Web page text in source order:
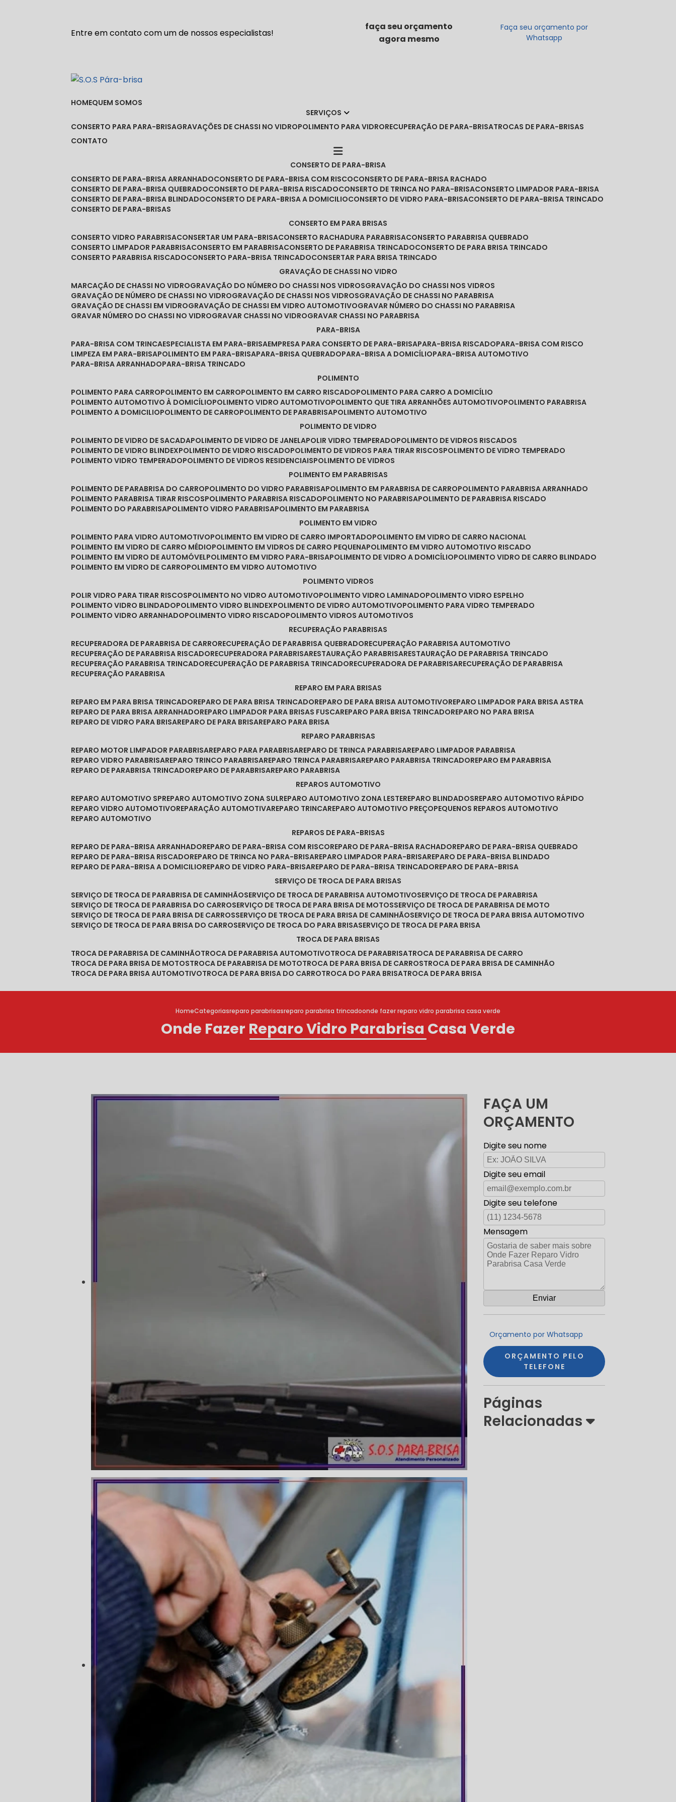
Entre em contato com um de nossos especialistas!
faça seu orçamento
agora mesmo
Faça seu orçamento por
Whatsapp
HOME
QUEM SOMOS
SERVIÇOS
CONSERTO PARA PARA-BRISA
GRAVAÇÕES DE CHASSI NO VIDRO POLIMENTO PARA VIDRO RECUPERAÇÃO DE PARA-BRISA TROCAS DE PARA-BRISAS
CONTATO
CONSERTO DE PARA-BRISA
CONSERTO DE PARA-BRISA ARRANHADO
CONSERTO DE PARA-BRISA COM RISCO
CONSERTO DE PARA-BRISA RACHADO
CONSERTO DE PARA-BRISA QUEBRADO
CONSERTO DE PARA-BRISA RISCADO CONSERTO DE TRINCA NO PARA-BRISA CONSERTO LIMPADOR PARA-BRISA
CONSERTO DE PARA-BRISA BLINDADO
CONSERTO DE PARA-BRISA A DOMICILIO CONSERTO DE VIDRO PARA-BRISA CONSERTO DE PARA-BRISA TRINCADO
CONSERTO DE PARA-BRISAS
CONSERTO EM PARA BRISAS
CONSERTO VIDRO PARABRISA CONSERTAR UM PARA-BRISA CONSERTO RACHADURA PARABRISA CONSERTO PARABRISA QUEBRADO
CONSERTO LIMPADOR PARABRISA CONSERTO EM PARABRISA CONSERTO DE PARABRISA TRINCADO
CONSERTO DE PARA BRISA TRINCADO
CONSERTO PARABRISA RISCADO
CONSERTO PARA-BRISA TRINCADO
CONSERTAR PARA BRISA TRINCADO
GRAVAÇÃO DE CHASSI NO VIDRO
MARCAÇÃO DE CHASSI NO VIDRO
GRAVAÇÃO DO NÚMERO DO CHASSI NOS VIDROS
GRAVAÇÃO DO CHASSI NOS VIDROS
GRAVAÇÃO DE NÚMERO DE CHASSI NO VIDRO
GRAVAÇÃO DE CHASSI NOS VIDROS
GRAVAÇÃO DE CHASSI NO PARABRISA
GRAVAÇÃO DE CHASSI EM VIDRO
GRAVAÇÃO DE CHASSI EM VIDRO AUTOMOTIVO
GRAVAR NÚMERO DO CHASSI NO PARABRISA
GRAVAR NÚMERO DO CHASSI NO VIDRO
GRAVAR CHASSI NO VIDRO
GRAVAR CHASSI NO PARABRISA
PARA-BRISA
PARA-BRISA COM TRINCA ESPECIALISTA EM PARA-BRISA EMPRESA PARA CONSERTO DE PARA-BRISA PARA-BRISA RISCADO PARA-BRISA COM RISCO
LIMPEZA EM PARA-BRISA POLIMENTO EM PARA-BRISA PARA-BRISA QUEBRADO PARA-BRISA A DOMICÍLIO PARA-BRISA AUTOMOTIVO
PARA-BRISA ARRANHADO PARA-BRISA TRINCADO
POLIMENTO
POLIMENTO PARA CARRO POLIMENTO EM CARRO POLIMENTO EM CARRO RISCADO POLIMENTO PARA CARRO A DOMICÍLIO
POLIMENTO AUTOMOTIVO À DOMICÍLIO POLIMENTO VIDRO AUTOMOTIVO POLIMENTO QUE TIRA ARRANHÕES AUTOMOTIVO POLIMENTO PARABRISA
POLIMENTO A DOMICILIO POLIMENTO DE CARRO POLIMENTO DE PARABRISA POLIMENTO AUTOMOTIVO
POLIMENTO DE VIDRO
POLIMENTO DE VIDRO DE SACADA POLIMENTO DE VIDRO DE JANELA POLIR VIDRO TEMPERADO POLIMENTO DE VIDROS RISCADOS
POLIMENTO DE VIDRO BLINDEX POLIMENTO DE VIDRO RISCADO POLIMENTO DE VIDROS PARA TIRAR RISCOS POLIMENTO DE VIDRO TEMPERADO
POLIMENTO VIDRO TEMPERADO POLIMENTO DE VIDROS RESIDENCIAIS POLIMENTO DE VIDROS
POLIMENTO EM PARABRISAS
POLIMENTO DE PARABRISA DO CARRO POLIMENTO DO VIDRO PARABRISA POLIMENTO EM PARABRISA DE CARRO POLIMENTO PARABRISA ARRANHADO
POLIMENTO PARABRISA TIRAR RISCOS POLIMENTO PARABRISA RISCADO POLIMENTO NO PARABRISA POLIMENTO DE PARABRISA RISCADO
POLIMENTO DO PARABRISA POLIMENTO VIDRO PARABRISA POLIMENTO EM PARABRISA
POLIMENTO EM VIDRO
POLIMENTO PARA VIDRO AUTOMOTIVO POLIMENTO EM VIDRO DE CARRO IMPORTADO POLIMENTO EM VIDRO DE CARRO NACIONAL
POLIMENTO EM VIDRO DE CARRO MÉDIO POLIMENTO EM VIDROS DE CARRO PEQUENA POLIMENTO EM VIDRO AUTOMOTIVO RISCADO
POLIMENTO EM VIDRO DE AUTOMÓVEL POLIMENTO EM VIDRO PARA-BRISA POLIMENTO DE VIDRO A DOMICÍLIO POLIMENTO VIDRO DE CARRO BLINDADO
POLIMENTO EM VIDRO DE CARRO POLIMENTO EM VIDRO AUTOMOTIVO
POLIMENTO VIDROS
POLIR VIDRO PARA TIRAR RISCOS POLIMENTO NO VIDRO AUTOMOTIVO POLIMENTO VIDRO LAMINADO POLIMENTO VIDRO ESPELHO
POLIMENTO VIDRO BLINDADO POLIMENTO VIDRO BLINDEX POLIMENTO DE VIDRO AUTOMOTIVO POLIMENTO PARA VIDRO TEMPERADO
POLIMENTO VIDRO ARRANHADO POLIMENTO VIDRO RISCADO POLIMENTO VIDROS AUTOMOTIVOS
RECUPERAÇÃO PARABRISAS
RECUPERADORA DE PARABRISA DE CARRO RECUPERAÇÃO DE PARABRISA QUEBRADO RECUPERAÇÃO PARABRISA AUTOMOTIVO
RECUPERAÇÃO DE PARABRISA RISCADO RECUPERADORA PARABRISA RESTAURAÇÃO PARABRISA RESTAURAÇÃO DE PARABRISA TRINCADO
RECUPERAÇÃO PARABRISA TRINCADO RECUPERAÇÃO DE PARABRISA TRINCADO RECUPERADORA DE PARABRISA RECUPERAÇÃO DE PARABRISA
RECUPERAÇÃO PARABRISA
REPARO EM PARA BRISAS
REPARO EM PARA BRISA TRINCADO REPARO DE PARA BRISA TRINCADO REPARO DE PARA BRISA AUTOMOTIVO REPARO LIMPADOR PARA BRISA ASTRA
REPARO DE PARA BRISA ARRANHADO REPARO LIMPADOR PARA BRISAS FUSCA REPARO PARA BRISA TRINCADO REPARO NO PARA BRISA
REPARO DE VIDRO PARA BRISA REPARO DE PARA BRISA REPARO PARA BRISA
REPARO PARABRISAS
REPARO MOTOR LIMPADOR PARABRISA REPARO PARA PARABRISA REPARO DE TRINCA PARABRISA REPARO LIMPADOR PARABRISA
REPARO VIDRO PARABRISA REPARO TRINCO PARABRISA REPARO TRINCA PARABRISA REPARO PARABRISA TRINCADO REPARO EM PARABRISA
REPARO DE PARABRISA TRINCADO REPARO DE PARABRISA REPARO PARABRISA
REPAROS AUTOMOTIVO
REPARO AUTOMOTIVO SP REPARO AUTOMOTIVO ZONA SUL REPARO AUTOMOTIVO ZONA LESTE REPARO BLINDADOS REPARO AUTOMOTIVO RÁPIDO
REPARO VIDRO AUTOMOTIVO REPARAÇÃO AUTOMOTIVA REPARO TRINCA REPARO AUTOMOTIVO PREÇO PEQUENOS REPAROS AUTOMOTIVO
REPARO AUTOMOTIVO
REPAROS DE PARA-BRISAS
REPARO DE PARA-BRISA ARRANHADO REPARO DE PARA-BRISA COM RISCO REPARO DE PARA-BRISA RACHADO REPARO DE PARA-BRISA QUEBRADO
REPARO DE PARA-BRISA RISCADO REPARO DE TRINCA NO PARA-BRISA REPARO LIMPADOR PARA-BRISA REPARO DE PARA-BRISA BLINDADO
REPARO DE PARA-BRISA A DOMICILIO REPARO DE VIDRO PARA-BRISA REPARO DE PARA-BRISA TRINCADO REPARO DE PARA-BRISA
SERVIÇO DE TROCA DE PARA BRISAS
SERVIÇO DE TROCA DE PARABRISA DE CAMINHÃO SERVIÇO DE TROCA DE PARABRISA AUTOMOTIVO SERVIÇO DE TROCA DE PARABRISA
SERVIÇO DE TROCA DE PARABRISA DO CARRO SERVIÇO DE TROCA DE PARA BRISA DE MOTOS SERVIÇO DE TROCA DE PARABRISA DE MOTO
SERVIÇO DE TROCA DE PARA BRISA DE CARROS SERVIÇO DE TROCA DE PARA BRISA DE CAMINHÃO SERVIÇO DE TROCA DE PARA BRISA AUTOMOTIVO
SERVIÇO DE TROCA DE PARA BRISA DO CARRO SERVIÇO DE TROCA DO PARA BRISA SERVIÇO DE TROCA DE PARA BRISA
TROCA DE PARA BRISAS
TROCA DE PARABRISA DE CAMINHÃO TROCA DE PARABRISA AUTOMOTIVO TROCA DE PARABRISA TROCA DE PARABRISA DE CARRO
TROCA DE PARA BRISA DE MOTOS TROCA DE PARABRISA DE MOTO TROCA DE PARA BRISA DE CARROS TROCA DE PARA BRISA DE CAMINHÃO
TROCA DE PARA BRISA AUTOMOTIVO TROCA DE PARA BRISA DO CARRO TROCA DO PARA BRISA TROCA DE PARA BRISA
HomeCategoriasreparo parabrisasreparo parabrisa trincadoonde fazer reparo vidro parabrisa casa verde
Onde Fazer Reparo Vidro Parabrisa Casa Verde
FAÇA UM
ORÇAMENTO
Digite seu nome
Digite seu email
Digite seu telefone
Mensagem
Orçamento por Whatsapp
ORÇAMENTO PELO
TELEFONE
Páginas
Relacionadas